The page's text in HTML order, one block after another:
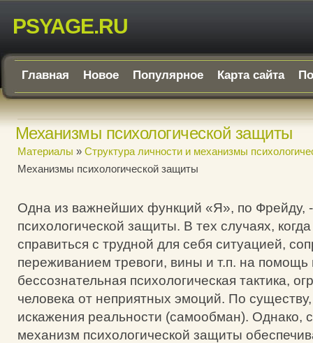
PSYAGE.RU
Главная Новое Популярное Карта сайта
Механизмы психологической защиты
Материалы » Структура личности и механизмы
Механизмы психологической защиты
Одна из важнейших функций «Я», по Фрейду,
психологической защиты. В тех случаях,
справиться с трудной для себя ситуацией,
переживанием тревоги, вины и т.п. на помощь
бессознательная психологическая тактика,
человека от неприятных эмоций. По
искажения реальности (самообман). Однако,
механизм психологической защиты